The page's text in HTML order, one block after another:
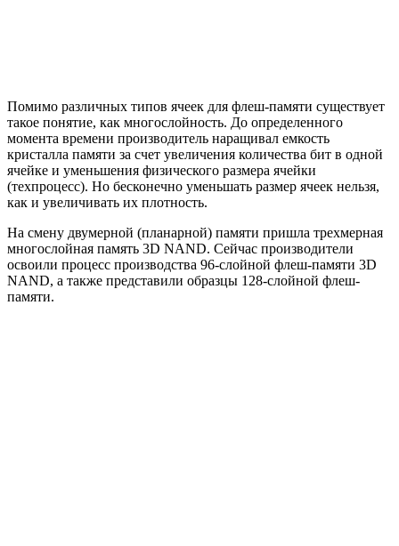
Помимо различных типов ячеек для флеш-памяти существует
такое понятие, как многослойность. До определенного
момента времени производитель наращивал емкость
кристалла памяти за счет увеличения количества бит в одной
ячейке и уменьшения физического размера ячейки
(техпроцесс). Но бесконечно уменьшать размер ячеек нельзя,
как и увеличивать их плотность.
На смену двумерной (планарной) памяти пришла трехмерная
многослойная память 3D NAND. Сейчас производители
освоили процесс производства 96-слойной флеш-памяти 3D
NAND, а также представили образцы 128-слойной флеш-
памяти.